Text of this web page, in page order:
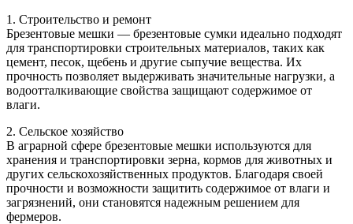
1. Строительство и ремонт
Брезентовые мешки — брезентовые сумки идеально подходят
для транспортировки строительных материалов, таких как
цемент, песок, щебень и другие сыпучие вещества. Их
прочность позволяет выдерживать значительные нагрузки, а
водоотталкивающие свойства защищают содержимое от
влаги.
2. Сельское хозяйство
В аграрной сфере брезентовые мешки используются для
хранения и транспортировки зерна, кормов для животных и
других сельскохозяйственных продуктов. Благодаря своей
прочности и возможности защитить содержимое от влаги и
загрязнений, они становятся надежным решением для
фермеров.